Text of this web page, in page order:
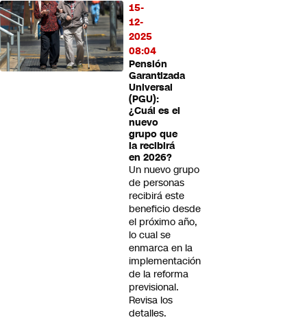
15-
12-
2025
08:04
Pensión
Garantizada
Universal
(PGU):
¿Cuál es el
nuevo
grupo que
la recibirá
en 2026?
Un nuevo grupo
de personas
recibirá este
beneficio desde
el próximo año,
lo cual se
enmarca en la
implementación
de la reforma
previsional.
Revisa los
detalles.